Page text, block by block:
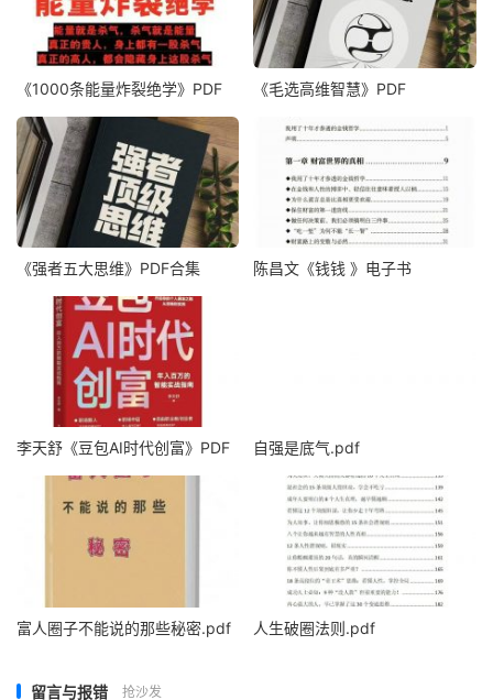
《1000‮能条‬‎量‮裂炸‬‎绝学》PDF 《毛‮高选‬维智慧》PDF
《强者五大思维》PDF合集 陈昌文《钱钱 》电子书
李天舒《豆包AI时代创富》PDF 自强是底气.pdf
富人圈子不能说的那些秘密.pdf 人生破圈法则.pdf
留言与报错 抢沙发